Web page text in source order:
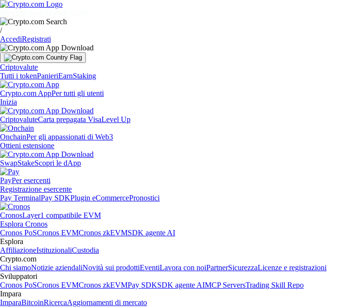
/
AccediRegistrati
Criptovalute
Tutti i tokenPanieriEarnStaking
Crypto.com AppPer tutti gli utenti
Inizia
CriptovaluteCarta prepagata VisaLevel Up
OnchainPer gli appassionati di Web3
Ottieni estensione
SwapStakeScopri le dApp
PayPer esercenti
Registrazione esercente
Pay TerminalPay SDKPlugin eCommercePronostici
CronosLayer1 compatibile EVM
Esplora Cronos
Cronos PoSCronos EVMCronos zkEVMSDK agente AI
Esplora
AffiliazioneIstituzionaliCustodia
Crypto.com
Chi siamoNotizie aziendaliNovità sui prodottiEventiLavora con noiPartnerSicurezzaLicenze e registrazioni
Sviluppatori
Cronos PoSCronos EVMCronos zkEVMPay SDKSDK agente AIMCP ServersTrading Skill Repo
Impara
ImparaBitcoinRicercaAggiornamenti di mercato